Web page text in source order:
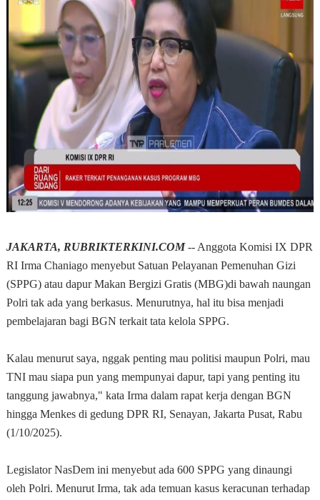
JAKARTA, RUBRIKTERKINI.COM-- Anggota Komisi IX DPR
RI Irma Chaniago menyebut Satuan Pelayanan Pemenuhan Gizi
(SPPG) atau dapur Makan Bergizi Gratis (MBG)di bawah naungan
Polri tak ada yang berkasus. Menurutnya, hal itu bisa menjadi
pembelajaran bagi BGN terkait tata kelola SPPG.
Kalau menurut saya, nggak penting mau politisi maupun Polri, mau
TNI mau siapa pun yang mempunyai dapur, tapi yang penting itu
tanggung jawabnya," kata Irma dalam rapat kerja dengan BGN
hingga Menkes di gedung DPR RI, Senayan, Jakarta Pusat, Rabu
(1/10/2025).
Legislator NasDem ini menyebut ada 600 SPPG yang dinaungi
oleh Polri. Menurut Irma, tak ada temuan kasus keracunan terhadap